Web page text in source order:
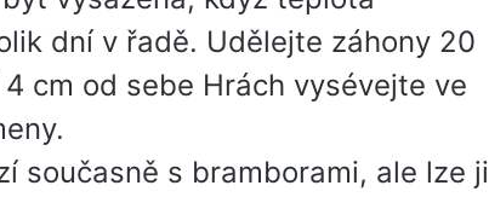
dní v řadě. Udělejte záhony 20
cm od sebe Hrách vysévejte ve
současně s bramborami, ale lze ji